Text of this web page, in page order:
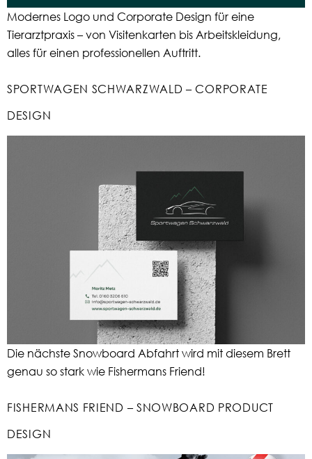
Modernes Logo und Corporate Design für eine
Tierarztpraxis – von Visitenkarten bis Arbeitskleidung,
alles für einen professionellen Auftritt.
SPORTWAGEN SCHWARZWALD – CORPORATE
DESIGN
Die nächste Snowboard Abfahrt wird mit diesem Brett
genau so stark wie Fishermans Friend!
FISHERMANS FRIEND – SNOWBOARD PRODUCT
DESIGN